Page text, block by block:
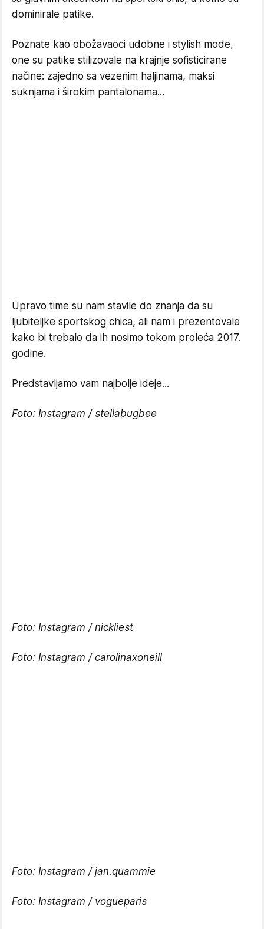
dominirale patike.
Poznate kao obožavaoci udobne i stylish mode,
one su patike stilizovale na krajnje sofisticirane
načine: zajedno sa vezenim haljinama, maksi
suknjama i širokim pantalonama...
Upravo time su nam stavile do znanja da su
ljubiteljke sportskog chica, ali nam i prezentovale
kako bi trebalo da ih nosimo tokom proleća 2017.
godine.
Predstavljamo vam najbolje ideje...
Foto: Instagram / stellabugbee
Foto: Instagram / nickliest
Foto: Instagram / carolinaxoneill
Foto: Instagram / jan.quammie
Foto: Instagram / vogueparis